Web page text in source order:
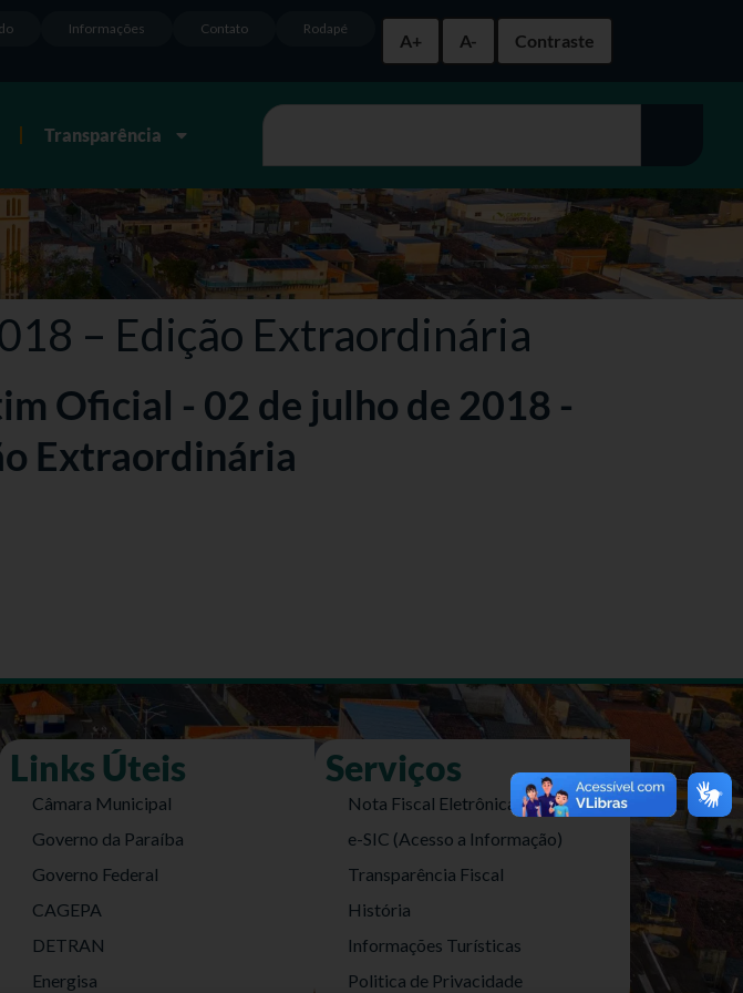
A+
A- Contraste
Rodapé
Contato
Informações
Transparência
– Edição Extraordinária
Oficial - 02 de julho de 2018 -
Extraordinária
Links Úteis
Câmara Municipal
Governo da Paraíba
Governo Federal
CAGEPA
DETRAN
Energisa
Serviços
Nota Fiscal Eletrônica
e-SIC (Acesso a Informação)
Transparência Fiscal
História
Informações Turísticas
Politica de Privacidade